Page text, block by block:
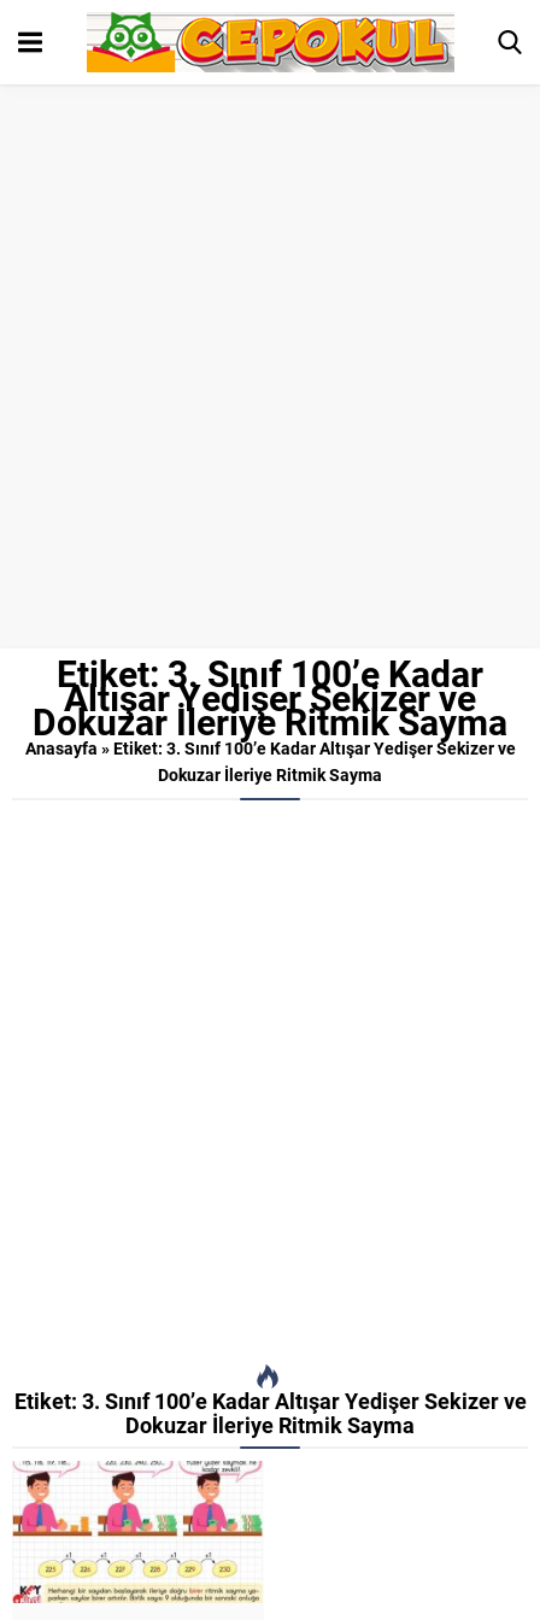
Etiket: 3. Sınıf 100’e Kadar
Altışar Yedişer Sekizer ve
Dokuzar İleriye Ritmik Sayma
Anasayfa »Etiket: 3. Sınıf 100’e Kadar Altışar Yedişer Sekizer ve
Dokuzar İleriye Ritmik Sayma
Etiket: 3. Sınıf 100’e Kadar Altışar Yedişer Sekizer ve
Dokuzar İleriye Ritmik Sayma